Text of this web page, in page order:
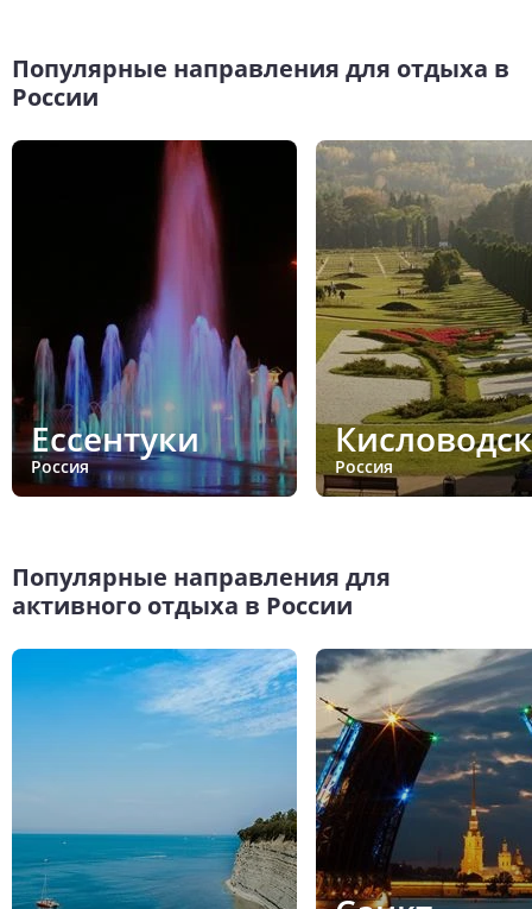
Популярные направления для отдыха в
России
Ессентуки
Россия
Кисловодск
Россия
Популярные направления для
активного отдыха в России